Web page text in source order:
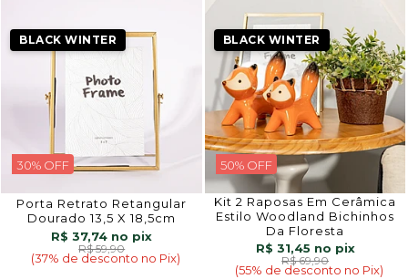
30% OFF
BLACK WINTER
Porta Retrato Retangular
Dourado 13,5 X 18,5cm
R$ 37,74
R$ 59,90
(37% de desconto no Pix)
50% OFF
BLACK WINTER
Kit 2 Raposas Em Cerâmica
Estilo Woodland Bichinhos
Da Floresta
R$ 31,45
R$ 69,90
(55% de desconto no Pix)